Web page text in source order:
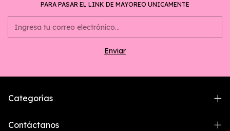
PARA PASAR EL LINK DE MAYOREO UNICAMENTE
Categorías
Contáctanos